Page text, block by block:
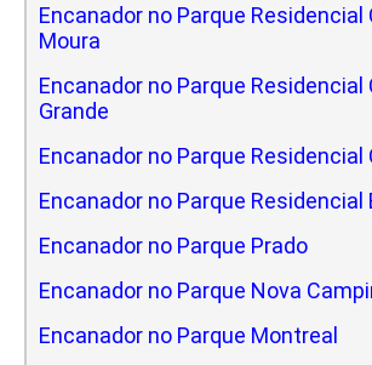
Encanador no Parque Residencial
Moura
Encanador no Parque Residencial
Grande
Encanador no Parque Residencial
Encanador no Parque Residencial
Encanador no Parque Prado
Encanador no Parque Nova
Encanador no Parque Montreal